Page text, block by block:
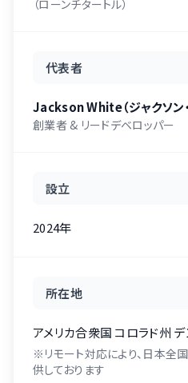
（ローンチタートル）
代表者
Jackson White（ジャクソン・
創業者 & リードデベロッパー
設立
2024年
所在地
アメリカ合衆国 コロラド州 デ
※リモート対応により、日本全
供しております